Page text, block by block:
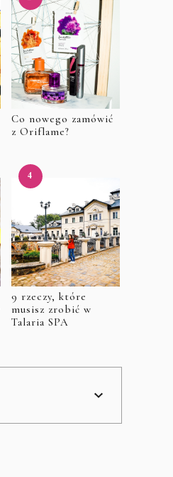
Co nowego zamówić
z Oriflame?
9 rzeczy, które
musisz zrobić w
Talaria SPA